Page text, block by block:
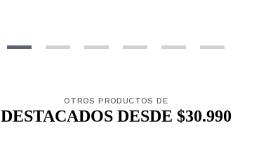
OTROS PRODUCTOS DE
DESTACADOS DESDE $30.990